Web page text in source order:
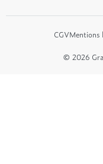
CGVMentions
© 2026